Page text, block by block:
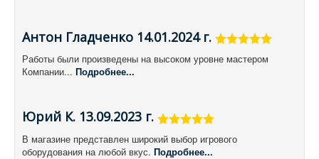
Антон Гладченко 14.01.2024 г.
Работы были произведены на высоком уровне мастером
Компании... Подробнее...
Юрий К. 13.09.2023 г.
В магазине представлен широкий выбор игрового
оборудования на любой вкус. Подробнее...